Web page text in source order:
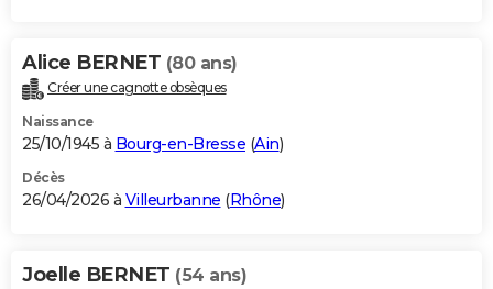
Alice BERNET (80 ans)
Créer une cagnotte obsèques
Naissance
25/10/1945 à Bourg-en-Bresse (Ain)
Décès
26/04/2026 à Villeurbanne (Rhône)
Joelle BERNET (54 ans)